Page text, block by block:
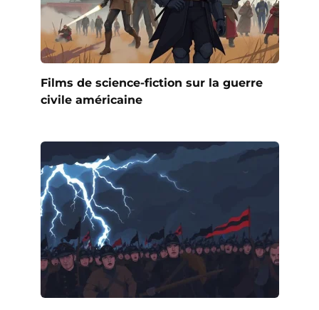
Films de science-fiction sur la guerre
civile américaine